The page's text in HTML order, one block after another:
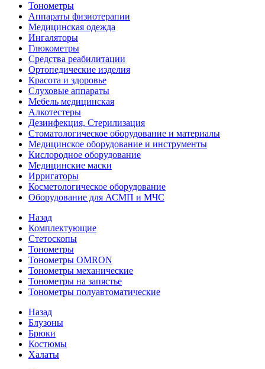
Тонометры
Аппараты физиотерапии
Медицинская одежда
Ингаляторы
Глюкометры
Средства реабилитации
Ортопедические изделия
Красота и здоровье
Слуховые аппараты
Мебель медицинская
Алкотестеры
Дезинфекция, Стерилизация
Стоматологическое оборудование и материалы
Медицинское оборудование и инструменты
Кислородное оборудование
Медицинские маски
Ирригаторы
Косметологическое оборудование
Оборудование для АСМП и МЧС
Назад
Комплектующие
Стетоскопы
Тонометры
Тонометры OMRON
Тонометры механические
Тонометры на запястье
Тонометры полуавтоматические
Назад
Блузоны
Брюки
Костюмы
Халаты